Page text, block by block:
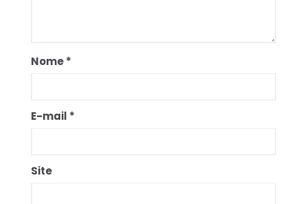
Nome*
E-mail *
Site